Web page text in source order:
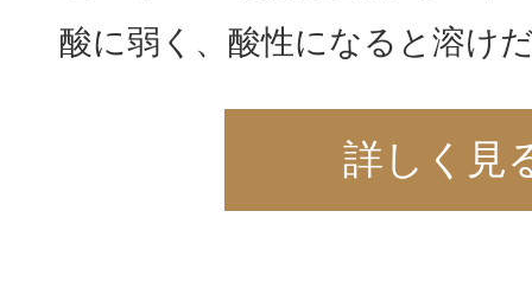
酸に弱く、酸性になると溶け
詳しく見